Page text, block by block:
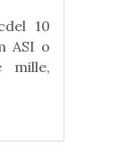
10
ASI o
mille,